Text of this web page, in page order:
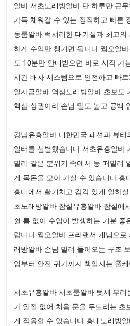
알바 서초노래방알바 단 하루만 근
가득 채워갈 수 있는 정직하고 빠른
동룸알바 럭셔리한 대기실과 최고
하게 수익만 챙기면 됩니다 쩜오알
도 10분만 안내받으면 바로 시작 가
시간 배차 시스템으로 안전하고 빠
일지급알바 역삼노래방알바 초보도
핵심 상권이라 손님 밀도 높고 공백
강남유흥알바 대한민국 패션과 뷰
일터를 선별했습니다 서초유흥알바
밀리 같은 분위기 속에서 등 떠밀려
게 목돈을 모아 가실 수 있습니다 홍
홍대에서 활기차고 감각 있게 일하
초노래방알바 잠실유흥알바 잠실에
쉴 틈 없이 수입이 발생하는 기분 좋
랍니다 쩜오알바 프리랜서 개념으
래방알바 손님 밀려 들어오는 구조
업부터 안전 귀가까지 책임지는 풀
서초유흥알바 서초룸알바 텃세 부리
가 일절 없어 처음 문을 두드리는 초
게 적응할 수 있습니다 홍대노래방